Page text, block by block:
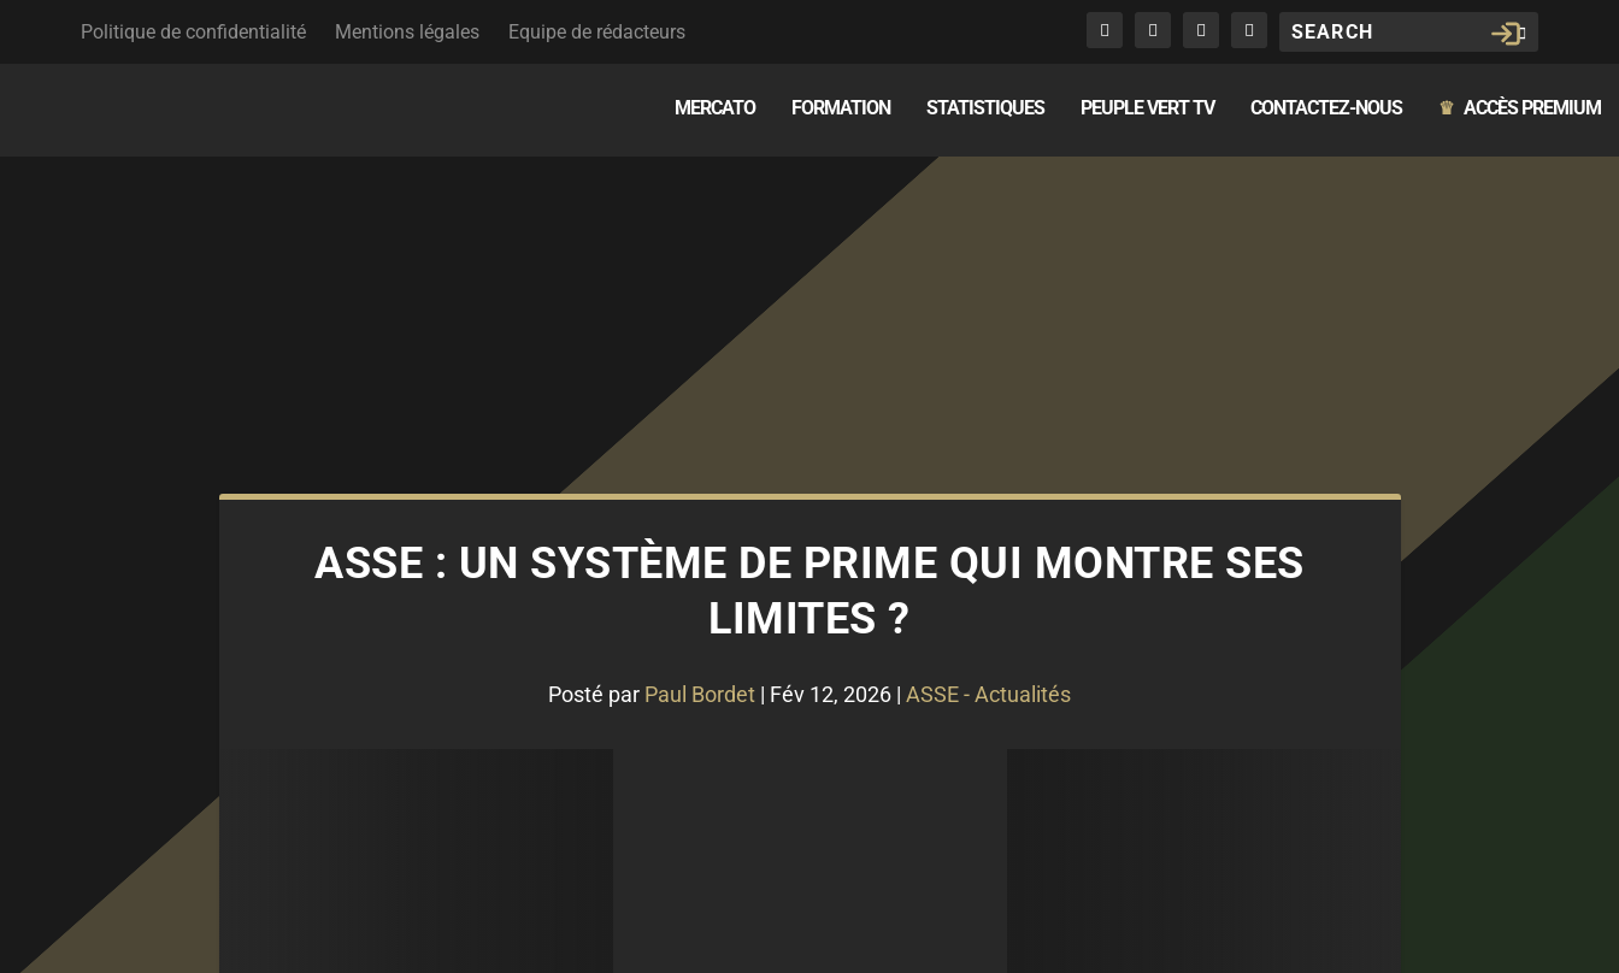
Politique de confidentialité Mentions légales Equipe de rédacteurs
MERCATO FORMATION STATISTIQUES PEUPLE VERT TV CONTACTEZ-NOUS ♛ ACCÈS PREMIUM
ASSE : UN SYSTÈME DE PRIME QUI MONTRE SES
LIMITES ?
Posté par Paul Bordet | Fév 12, 2026 | ASSE - Actualités